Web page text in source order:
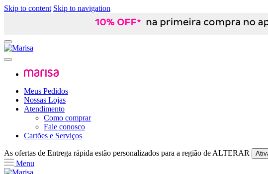
Skip to content Skip to navigation
Meus Pedidos
Nossas Lojas
Atendimento
Como comprar
Fale conosco
Cartões e Serviços
As ofertas de Entrega rápida estão personalizados para a região de ALTERAR
Menu